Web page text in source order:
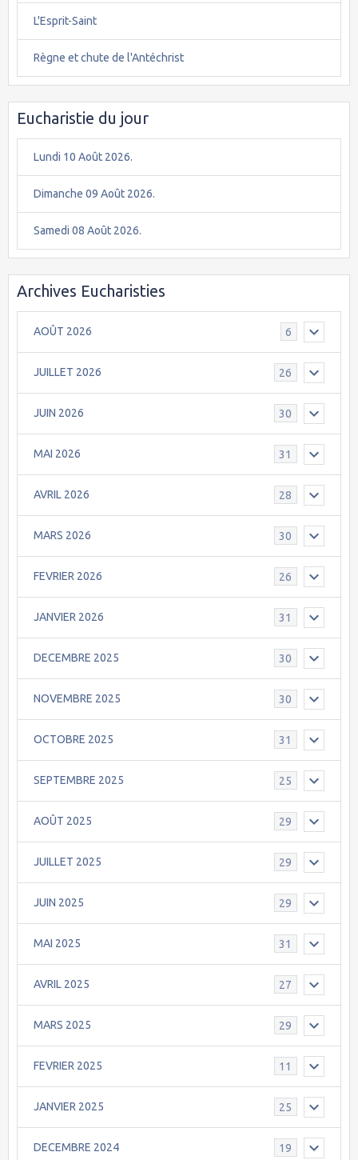
L'Esprit-Saint
Règne et chute de l'Antéchrist
Eucharistie du jour
Lundi 10 Août 2026.
Dimanche 09 Août 2026.
Samedi 08 Août 2026.
Archives Eucharisties
AOÛT 2026 6
JUILLET 2026 26
JUIN 2026 30
MAI 2026 31
AVRIL 2026 28
MARS 2026 30
FEVRIER 2026 26
JANVIER 2026 31
DECEMBRE 2025 30
NOVEMBRE 2025 30
OCTOBRE 2025 31
SEPTEMBRE 2025 25
AOÛT 2025 29
JUILLET 2025 29
JUIN 2025 29
MAI 2025 31
AVRIL 2025 27
MARS 2025 29
FEVRIER 2025 11
JANVIER 2025 25
DECEMBRE 2024 19